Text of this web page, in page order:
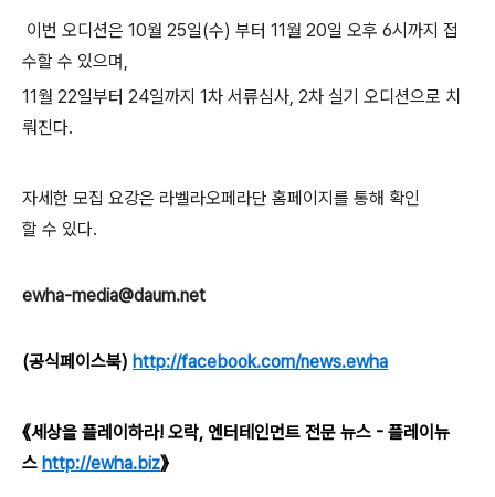
이번 오디션은 10월 25일(수) 부터 11월 20일 오후 6시까지 접
수할 수 있으며,
11월 22일부터 24일까지 1차 서류심사, 2차 실기 오디션으로 치
뤄진다.
자세한 모집 요강은 라벨라오페라단 홈페이지를 통해 확인
할 수 있다.
ewha-media@daum.net
(공식페이스북) http://facebook.com/news.ewha
《세상을 플레이하라! 오락, 엔터테인먼트 전문 뉴스 - 플레이뉴
스 http://ewha.biz》